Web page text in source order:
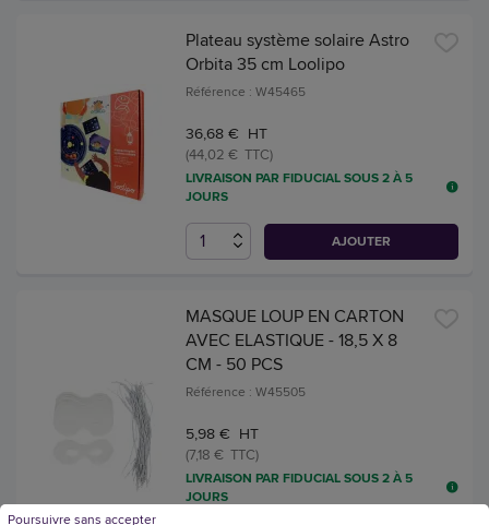
Plateau système solaire Astro
Orbita 35 cm Loolipo
Référence : W45465
36,68 € HT
(44,02 € TTC)
LIVRAISON PAR FIDUCIAL SOUS 2 À 5
JOURS
AJOUTER
MASQUE LOUP EN CARTON
AVEC ELASTIQUE - 18,5 X 8
CM - 50 PCS
Référence : W45505
5,98 € HT
(7,18 € TTC)
LIVRAISON PAR FIDUCIAL SOUS 2 À 5
JOURS
Poursuivre sans accepter